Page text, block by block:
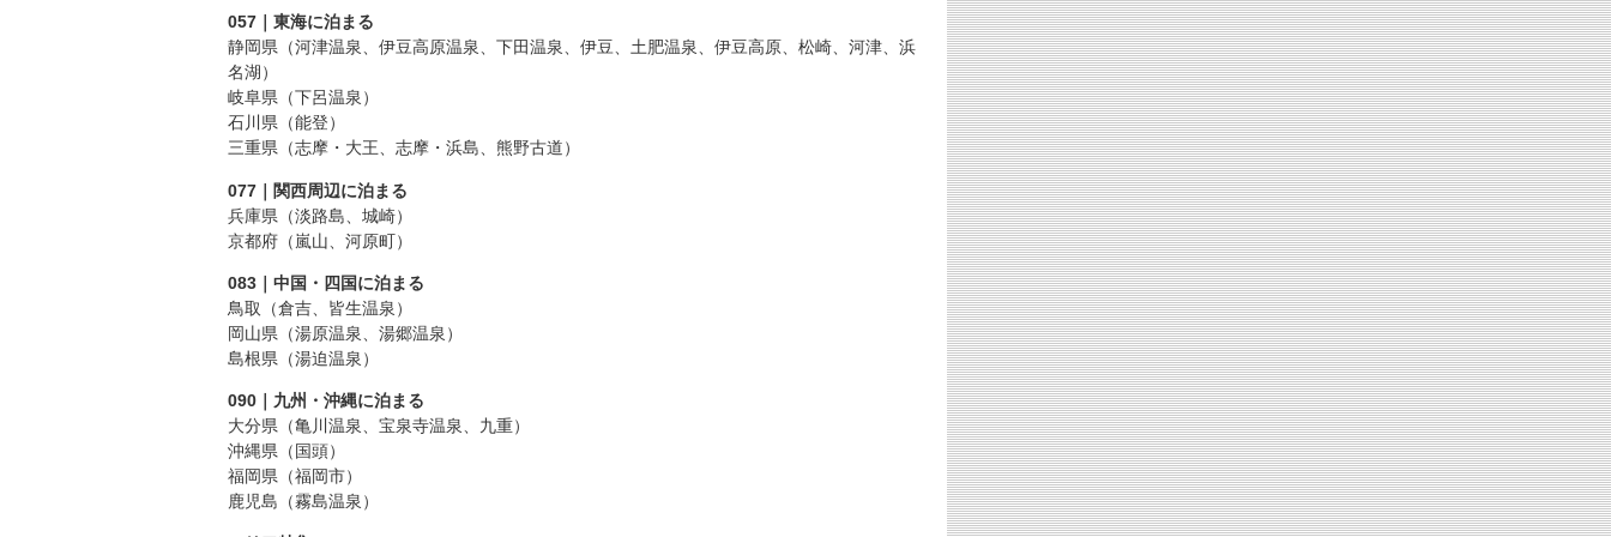
057｜東海に泊まる
静岡県（河津温泉、伊豆高原温泉、下田温泉、伊豆、土肥温泉、伊豆高原、松崎、河津、浜
名湖）
岐阜県（下呂温泉）
石川県（能登）
三重県（志摩・大王、志摩・浜島、熊野古道）
077｜関西周辺に泊まる
兵庫県（淡路島、城崎）
京都府（嵐山、河原町）
083｜中国・四国に泊まる
鳥取（倉吉、皆生温泉）
岡山県（湯原温泉、湯郷温泉）
島根県（湯迫温泉）
090｜九州・沖縄に泊まる
大分県（亀川温泉、宝泉寺温泉、九重）
沖縄県（国頭）
福岡県（福岡市）
鹿児島（霧島温泉）